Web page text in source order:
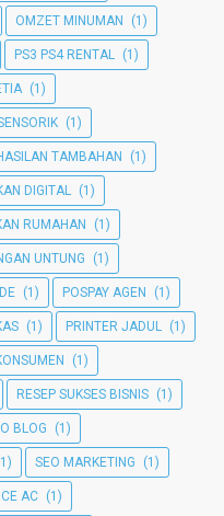
OMZET MINUMAN (1)
PS3 PS4 RENTAL (1)
(1)
(1)
TAMBAHAN (1)
DIGITAL (1)
RUMAHAN (1)
UNTUNG (1)
(1) POSPAY AGEN (1)
(1) PRINTER JADUL (1)
(1)
RESEP SUKSES BISNIS (1)
BLOG (1)
SEO MARKETING (1)
AC (1)